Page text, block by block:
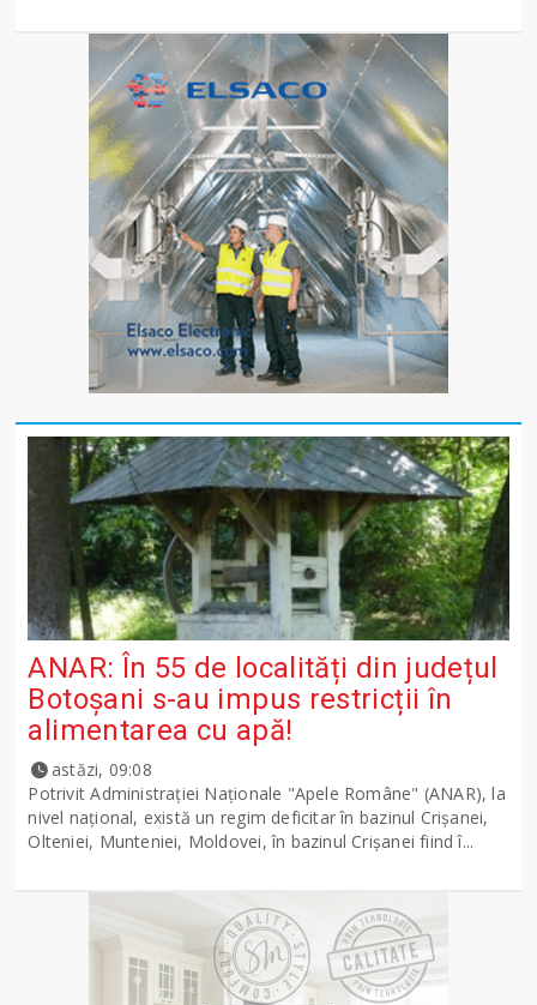
ANAR: În 55 de localități din județul
Botoșani s-au impus restricții în
alimentarea cu apă!
astăzi, 09:08
Potrivit Administraţiei Naţionale "Apele Române" (ANAR), la
nivel naţional, există un regim deficitar în bazinul Crişanei,
Olteniei, Munteniei, Moldovei, în bazinul Crişanei fiind î...